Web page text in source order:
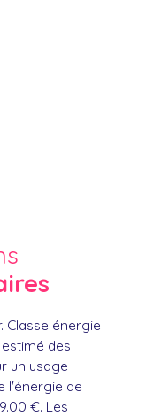
Classe énergie
des
un usage
l'énergie de
€. Les